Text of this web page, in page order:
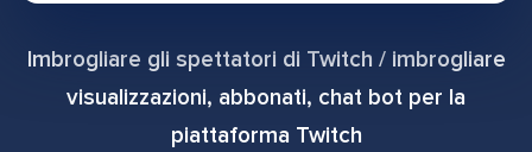
Imbrogliare gli spettatori di Twitch / imbrogliare
visualizzazioni, abbonati, chat bot per la
piattaforma Twitch